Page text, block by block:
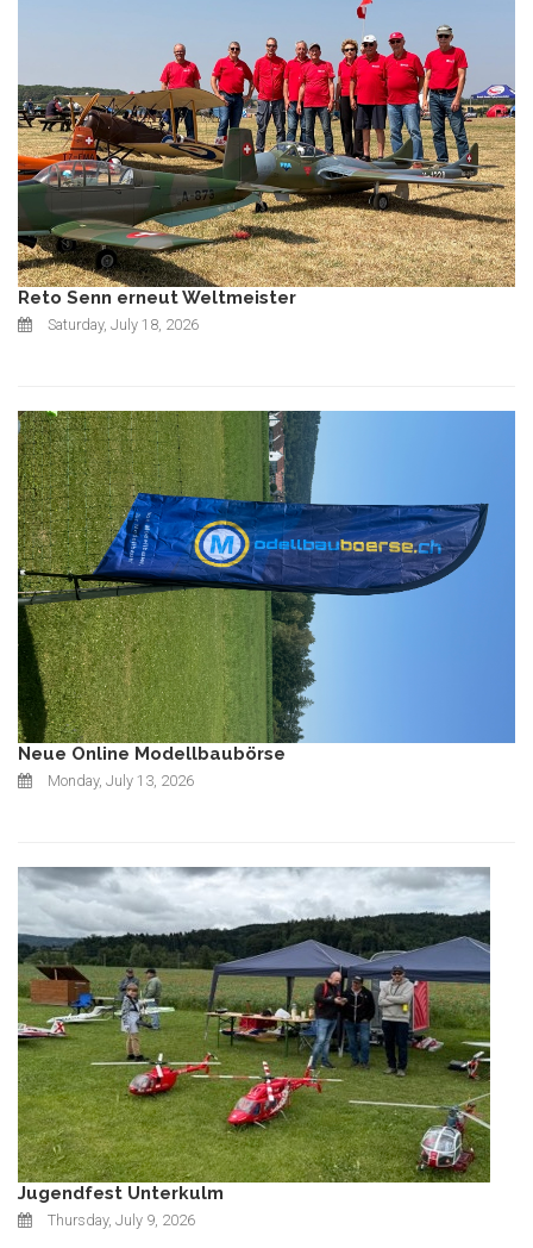
Reto Senn erneut Weltmeister
Saturday, July 18, 2026
Neue Online Modellbaubörse
Monday, July 13, 2026
Jugendfest Unterkulm
Thursday, July 9, 2026